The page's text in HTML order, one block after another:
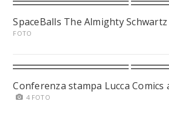
SpaceBalls The Almighty Schwartz
FOTO
Conferenza stampa Lucca Comics
4 FOTO